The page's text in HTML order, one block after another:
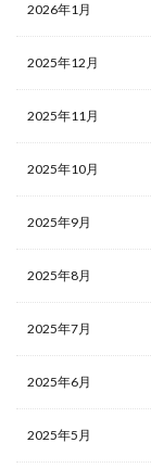
2026年1月
2025年12月
2025年11月
2025年10月
2025年9月
2025年8月
2025年7月
2025年6月
2025年5月